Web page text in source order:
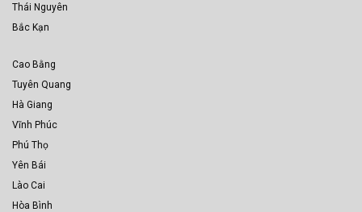
Thái Nguyên
Bắc Kạn
Cao Bằng
Tuyên Quang
Hà Giang
Vĩnh Phúc
Phú Thọ
Yên Bái
Lào Cai
Hòa Bình